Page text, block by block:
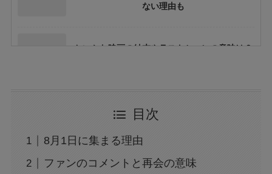
ない理由も
ちいかわ映画の結末やラストシーンの意味は？
結婚してる？
ぜ？公開収録で何があった？
目次
8月1日に集まる理由
ファンのコメントと再会の意味